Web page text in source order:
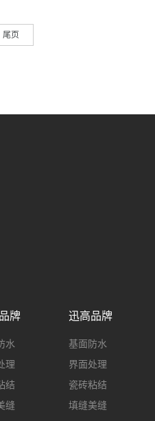
尾页
牌
水
理
结
缝
迅高品牌
基面防水
界面处理
瓷砖粘结
填缝美缝